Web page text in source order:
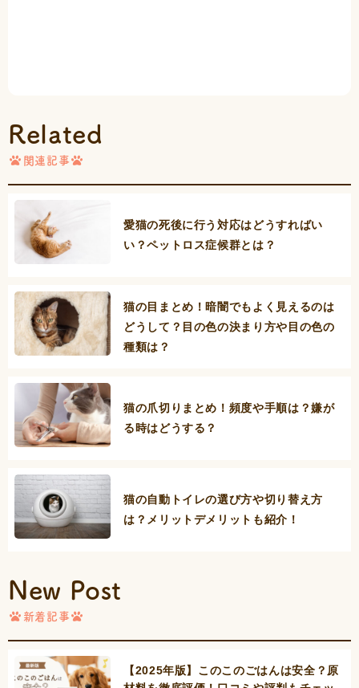
Related
関連記事
愛猫の死後に行う対応はどうすればい
い？ペットロス症候群とは？
猫の目まとめ！暗闇でもよく見えるのは
どうして？目の色の決まり方や目の色の
種類は？
猫の爪切りまとめ！頻度や手順は？嫌が
る時はどうする？
猫の自動トイレの選び方や切り替え方
は？メリットデメリットも紹介！
New Post
新着記事
【2025年版】このこのごはんは安全？原